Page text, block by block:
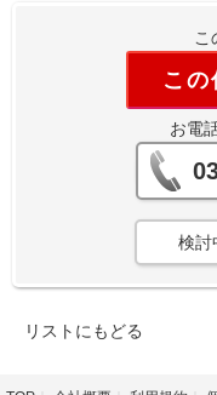
こ
この
お電
検討
リストにもどる